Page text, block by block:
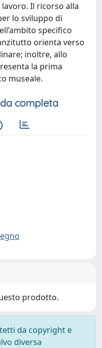
Il ricorso alla
lo sviluppo di
specifico
orienta verso
inoltre, allo
la prima
museale.
completa
prodotto.
da copyright e
diversa